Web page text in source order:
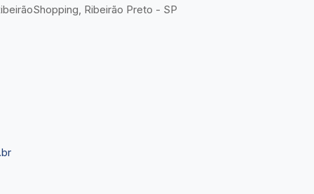
Ribeirão Preto - SP